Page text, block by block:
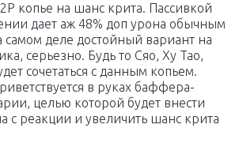
копье на шанс крита. Пассивкой
дает аж 48% доп урона обычным
самом деле достойный вариант на
серьезно. Будь то Сяо, Ху Тао,
сочетаться с данным копьем.
в руках баффера-
целью которой будет внести
с реакции и увеличить шанс крита